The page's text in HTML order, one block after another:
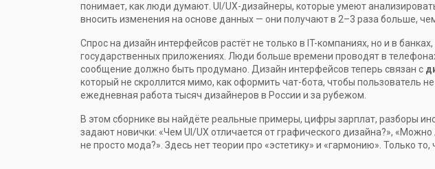
понимает, как люди думают. UI/UX-дизайнеры, которые умеют
вносить изменения на основе данных — они получают в 2–3 раза больше,
Спрос на дизайн интерфейсов растёт не только в IT-компаниях, но и в
государственных приложениях. Люди больше времени проводят в
сообщение должно быть продумано. Дизайн интерфейсов теперь связан с
который не скроллится мимо, как оформить чат-бота, чтобы пользователь
ежедневная работа тысяч дизайнеров в России и за рубежом.
В этом сборнике вы найдёте реальные примеры, цифры зарплат, разборы
задают новички: «Чем UI/UX отличается от графического дизайна?»,
не просто мода?». Здесь нет теории про «эстетику» и «гармонию». Только то,